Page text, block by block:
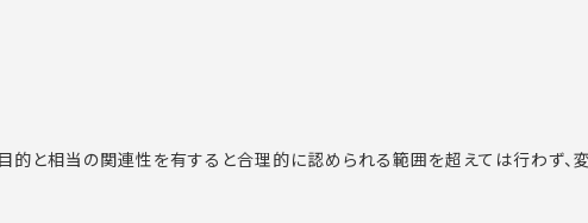
と相当の関連性を有すると合理的に認められる範囲を超えては行わず、